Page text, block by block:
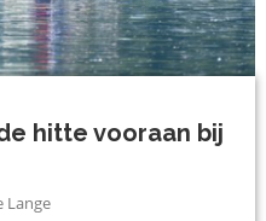
hitte vooraan bij
Lange